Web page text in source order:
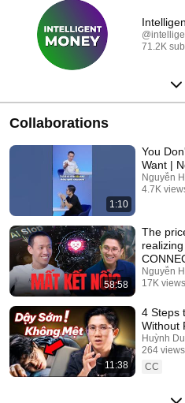
71.2K
Collaborations
1:10
You
Want |
Nguyễn
4.7K
58:58
The
Tri x
Nguyễn
17K views
11:38
4 Steps
Without
Bedtime
Huỳnh
264 views
CC